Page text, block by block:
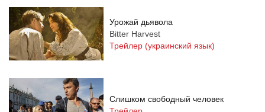
Урожай дьявола
Bitter Harvest
Трейлер (украинский язык)
Слишком свободный человек